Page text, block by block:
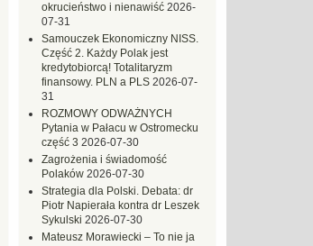
okrucieństwo i nienawiść 2026-
07-31
Samouczek Ekonomiczny NISS.
Część 2. Każdy Polak jest
kredytobiorcą! Totalitaryzm
finansowy. PLN a PLS 2026-07-
31
ROZMOWY ODWAŻNYCH
Pytania w Pałacu w Ostromecku
część 3 2026-07-30
Zagrożenia i świadomość
Polaków 2026-07-30
Strategia dla Polski. Debata: dr
Piotr Napierała kontra dr Leszek
Sykulski 2026-07-30
Mateusz Morawiecki – To nie ja